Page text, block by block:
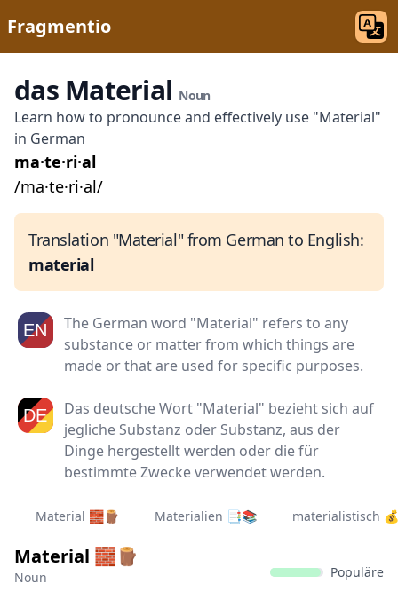
Fragmentio
das Material Noun
Learn how to pronounce and effectively use "Material"
in German
ma·te·ri·al
/ma·te·ri·al/
Translation "Material" from German to English:
material
The German word "Material" refers to any
substance or matter from which things are
made or that are used for specific purposes.
Das deutsche Wort "Material" bezieht sich auf
jegliche Substanz oder Substanz, aus der
Dinge hergestellt werden oder die für
bestimmte Zwecke verwendet werden.
Material 🧱🪵 Materialien 📑📚 materialistisch
Material 🧱🪵
Noun Populäre